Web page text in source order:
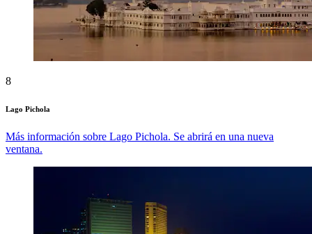
8
Lago Pichola
Más información sobre Lago Pichola. Se abrirá en una nueva
ventana.